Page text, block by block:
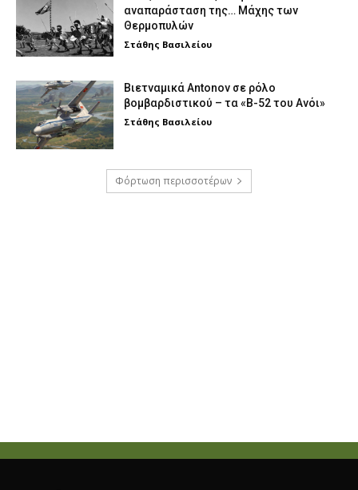
αναπαράσταση της… Μάχης των
Θερμοπυλών
Στάθης Βασιλείου
Βιετναμικά Antonov σε ρόλο
βομβαρδιστικού – τα «Β-52 του Ανόι»
Στάθης Βασιλείου
Φόρτωση περισσοτέρων